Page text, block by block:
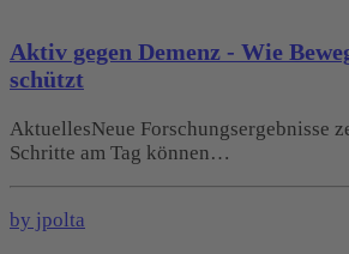
Aktiv gegen Demenz - Wie
schützt
AktuellesNeue Forschungsergebnisse
Schritte am Tag können…
by jpolta